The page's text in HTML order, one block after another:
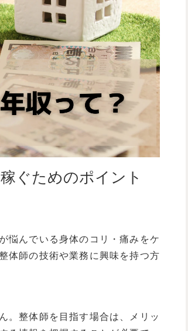
ぐためのポイント
悩んでいる身体のコリ・痛みをケ
体師の技術や業務に興味を持つ方
。整体師を目指す場合は、メリッ